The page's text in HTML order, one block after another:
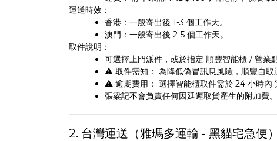
運送時效：
香港：一般寄出後 1-3 個工作天。
澳門：一般寄出後 2-5 個工作天。
取件說明：
可選擇上門派件，或於指定 順豐智能櫃 / 營業
⚠️ 取件需知： 為降低偽冒訊息風險，順豐自取
⚠️ 逾期費用： 選擇智能櫃取件需於 24 小時內
張梁記不會負責任何因延遲取貨產生的附加費
2. 台灣運送（雅瑪多運輸 - 黑貓宅急便）